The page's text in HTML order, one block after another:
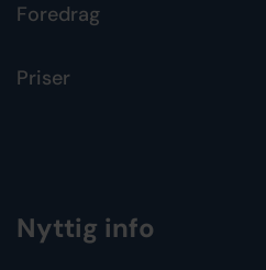
Foredrag
Priser
Nyttig info